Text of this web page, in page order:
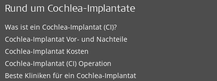
Rund um Cochlea-Implantate
Was ist ein Cochlea-Implantat (CI)?
Cochlea-Implantat Vor- und Nachteile
Cochlea-Implantat Kosten
Cochlea-Implantat (CI) Operation
Beste Kliniken für ein Cochlea-Implantat